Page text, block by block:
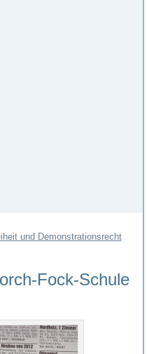
und Demonstrationsrecht
Fock-Schule